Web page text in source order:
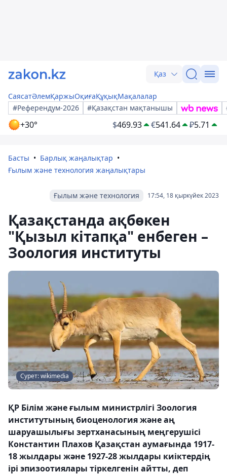
Қаз
СаясатӘлемҚаржыОқиғаҚұқықМақалалар
#Референдум-2026
#Қазақстан мақтанышы
+30° $469.93 €541.64 ₽5.71
Басты
Барлық жаңалықтар
Ғылым және технология жаңалықтары
17:54, 18 қыркүйек 2023
Ғылым және технология
Қазақстанда ақбөкен
"Қызыл кітапқа" енбеген –
Зоология институты
Сурет: wikimedia
ҚР Білім және ғылым министрлігі Зоология
институтының биоценология және аң
шаруашылығы зертханасының меңгерушісі
Константин Плахов Қазақстан аумағында 1917-
18 жылдары және 1927-28 жылдары киіктердің
ірі эпизоотиялары тіркелгенін айтты, деп